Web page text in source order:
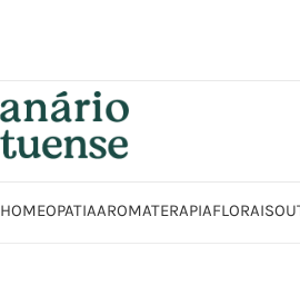
HOMEOPATIAAROMATERAPIAFLORAIS